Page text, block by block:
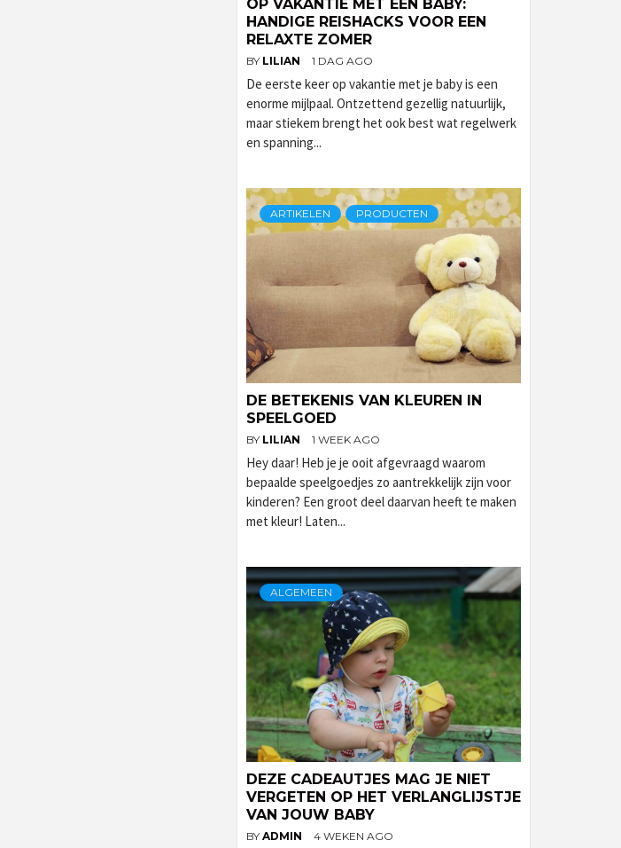
OP VAKANTIE MET EEN BABY:
HANDIGE REISHACKS VOOR EEN
RELAXTE ZOMER
BY LILIAN 1 DAG AGO
De eerste keer op vakantie met je baby is een
enorme mijlpaal. Ontzettend gezellig natuurlijk,
maar stiekem brengt het ook best wat regelwerk
en spanning...
ARTIKELEN PRODUCTEN
DE BETEKENIS VAN KLEUREN IN
SPEELGOED
BY LILIAN 1 WEEK AGO
Hey daar! Heb je je ooit afgevraagd waarom
bepaalde speelgoedjes zo aantrekkelijk zijn voor
kinderen? Een groot deel daarvan heeft te maken
met kleur! Laten...
ALGEMEEN
DEZE CADEAUTJES MAG JE NIET
VERGETEN OP HET VERLANGLIJSTJE
VAN JOUW BABY
BY ADMIN 4 WEKEN AGO